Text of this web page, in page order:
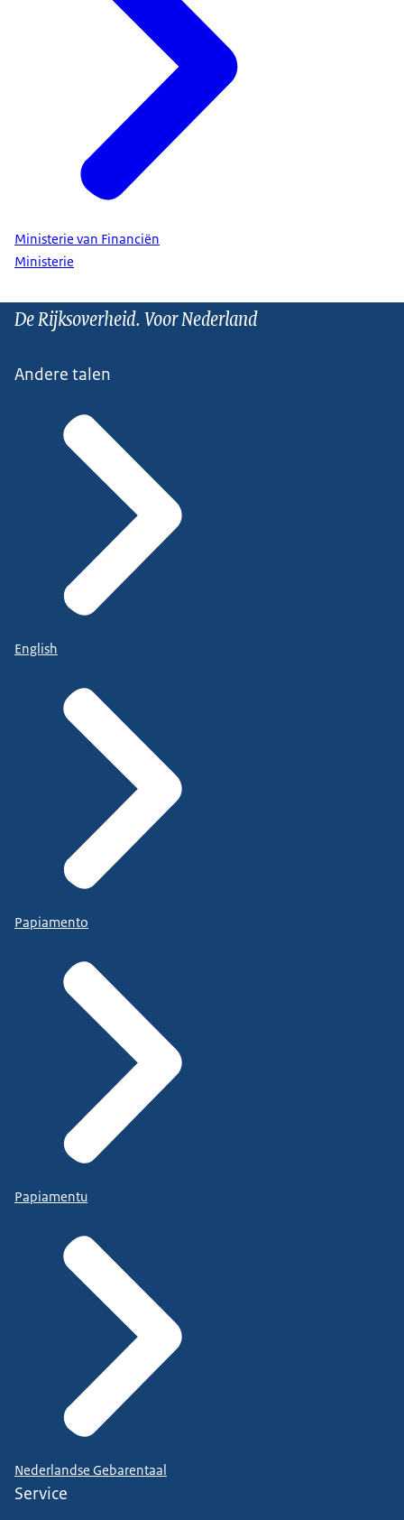
Ministerie van Financiën
Ministerie
De Rijksoverheid. Voor Nederland
Andere talen
English
Papiamento
Papiamentu
Nederlandse Gebarentaal
Service